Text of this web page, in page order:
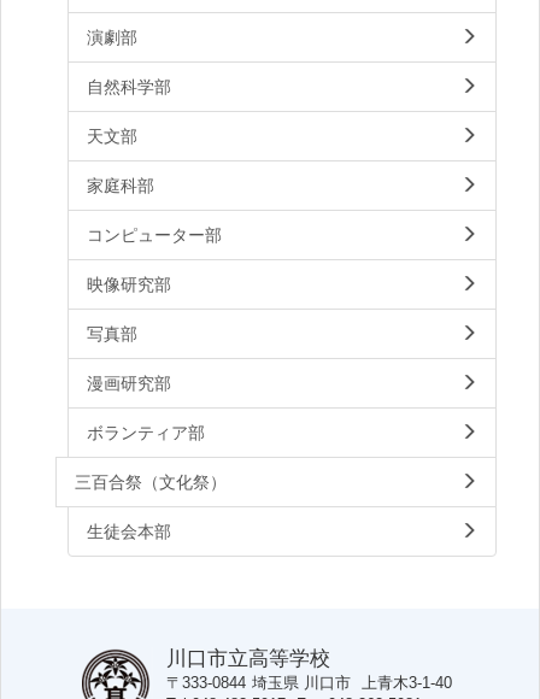
演劇部
自然科学部
天文部
家庭科部
コンピューター部
映像研究部
写真部
漫画研究部
ボランティア部
三百合祭（文化祭）
生徒会本部
川口市立高等学校
〒333-0844 埼玉県 川口市 上青木3-1-40